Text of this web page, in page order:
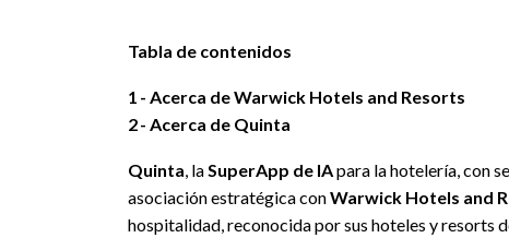
Tabla de contenidos
1
Acerca de Warwick Hotels and Resorts
2 Acerca de Quinta
Quinta, laSuperApp de IApara la hotelería, con
asociación estratégica conWarwick Hotels and
hospitalidad, reconocida por sus hoteles y resorts